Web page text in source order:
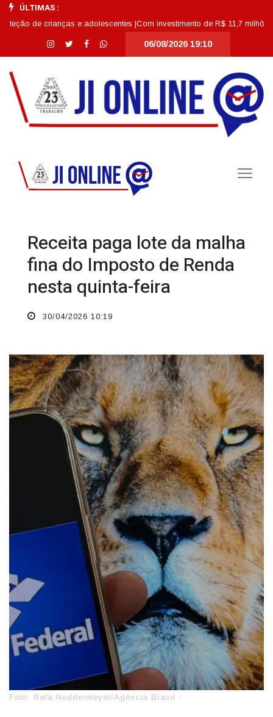
ÚLTIMAS :
crianças e adolescentes |Com investimento de R$ 11,7 milhões,
06/08/2026 19:10
Receita paga lote da malha
fina do Imposto de Renda
nesta quinta-feira
30/04/2026 10:19
Foto: Rafa Neddermeyer/Agência Brasil -